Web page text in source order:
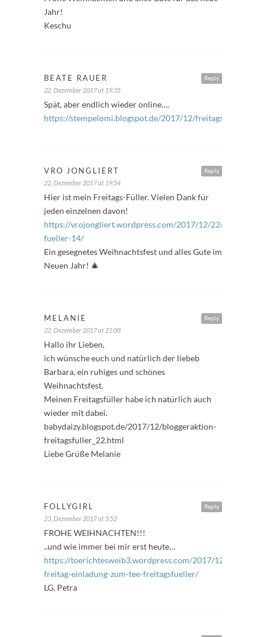
Jahr!
Keschu
Reply
BEATE RAUER
22. Dezember 2017 at 19:35
Spät, aber endlich wieder online….
https://stempelomi.blogspot.de/2017/12/
Reply
VRO JONGLIERT
22. Dezember 2017 at 19:54
Hier ist mein Freitags-Füller. Vielen Dank für
jeden einzelnen davon!
https://vrojongliert.wordpress.com/2017/12/22/freitags-
fueller-14/
Ein gesegnetes Weihnachtsfest und alles Gute im
Neuen Jahr! 🎄
Reply
MELANIE
22. Dezember 2017 at 21:08
Hallo ihr Lieben,
ich wünsche euch und natürlich der liebeb
Barbara, ein ruhiges und schönes
Weihnachtsfest.
Meinen Freitagsfüller habe ich natürlich auch
wieder mit dabei.
babydaizy.blogspot.de/2017/12/bloggeraktion-
freitagsfuller_22.html
Liebe Grüße Melanie
Reply
FOLLYGIRL
23. Dezember 2017 at 5:52
FROHE WEIHNACHTEN!!!
..und wie immer bei mir erst heute…
https://toerichtesweib3.wordpress.com/2017/12/23/
freitag-einladung-zum-tee-freitagsfueller/
LG, Petra